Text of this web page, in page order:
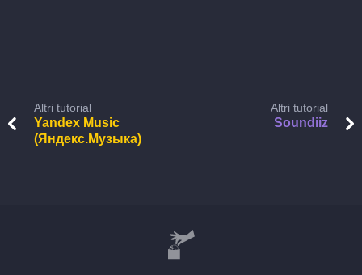
Altri tutorial
Yandex Music
(Яндекс.Музыка)
Altri tutorial
Soundiiz